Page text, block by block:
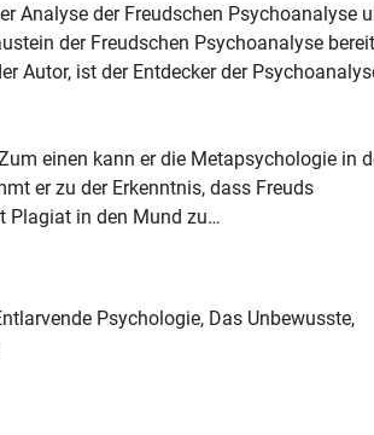
Analyse der Freudschen Psychoanalyse
der Freudschen Psychoanalyse
Autor, ist der Entdecker der
einen kann er die Metapsychologie in
er zu der Erkenntnis, dass Freuds
Plagiat in den Mund zu…
Psychologie, Das Unbewusste,